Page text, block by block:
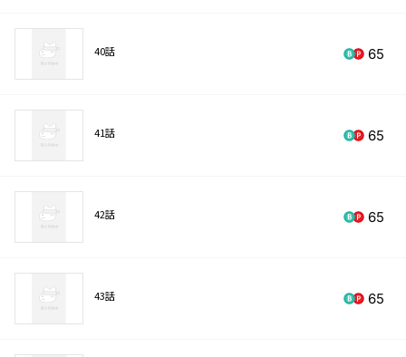
40話 65
41話 65
42話 65
43話 65